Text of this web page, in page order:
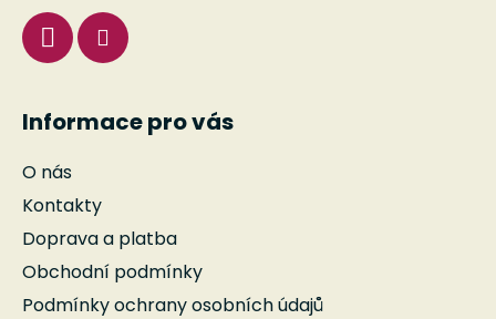
Informace pro vás
O nás
Kontakty
Doprava a platba
Obchodní podmínky
Podmínky ochrany osobních údajů